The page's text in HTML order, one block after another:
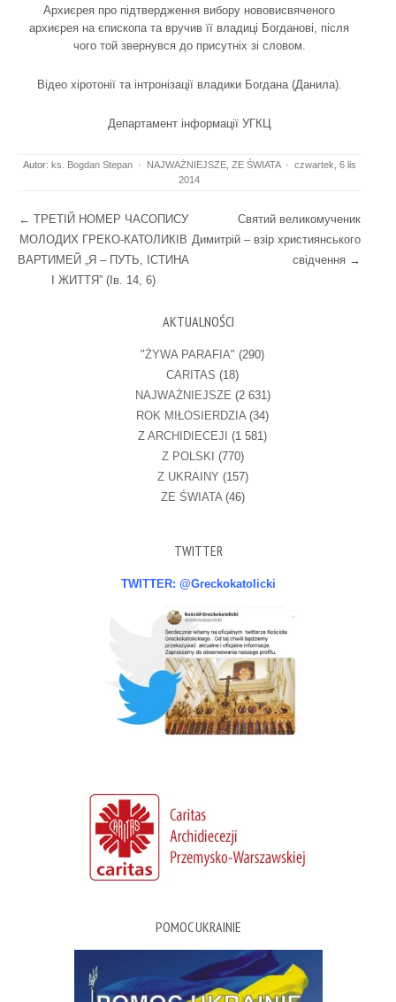
Архиєрея про підтвердження вибору нововисвяченого
архиєрея на єпископа та вручив її владиці Богданові, після
чого той звернувся до присутніх зі словом.
Відео хіротонії та інтронізації владики Богдана (Данила).
Департамент інформації УГКЦ
Autor: ks. Bogdan Stepan · NAJWAŻNIEJSZE, ZE ŚWIATA · czwartek, 6 lis
2014
Post navigation
← ТРЕТІЙ НОМЕР ЧАСОПИСУ
МОЛОДИХ ГРЕКО-КАТОЛИКІВ
ВАРТИМЕЙ „Я – ПУТЬ, ІСТИНА
І ЖИТТЯ” (Ів. 14, 6)
Святий великомученик
Димитрій – взір християнського
свідчення →
AKTUALNOŚCI
"ŻYWA PARAFIA" (290)
CARITAS (18)
NAJWAŻNIEJSZE (2 631)
ROK MIŁOSIERDZIA(34)
Z ARCHIDIECEJI (1 581)
Z POLSKI (770)
Z UKRAINY (157)
ZE ŚWIATA(46)
TWITTER
TWITTER: @Greckokatolicki
POMOC UKRAINIE